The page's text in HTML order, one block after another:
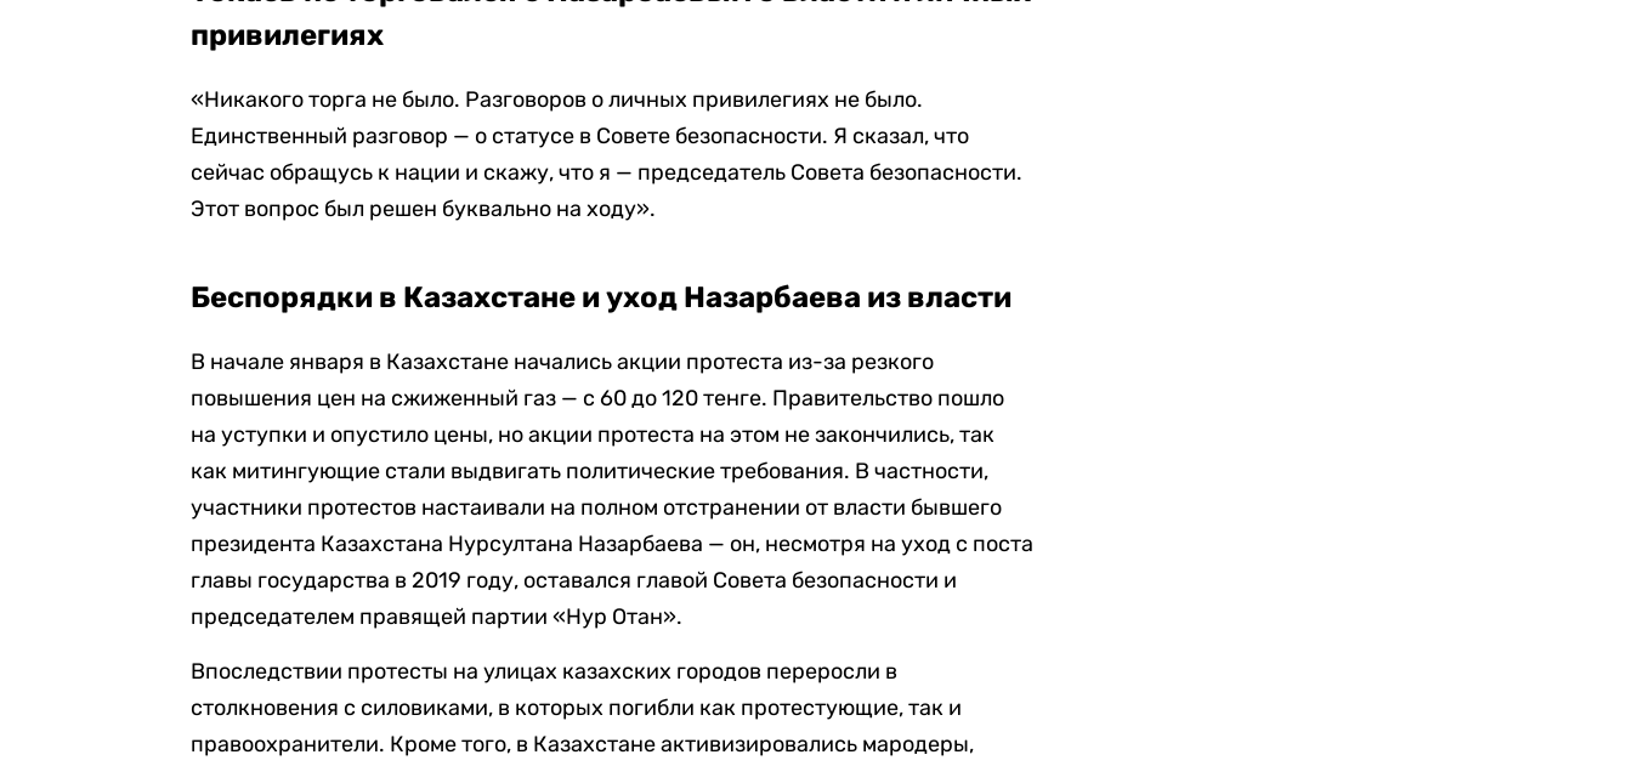
привилегиях
«Никакого торга не было. Разговоров о личных привилегиях не было.
Единственный разговор — о статусе в Совете безопасности. Я сказал, что
сейчас обращусь к нации и скажу, что я — председатель Совета безопасности.
Этот вопрос был решен буквально на ходу».
Беспорядки в Казахстане и уход Назарбаева из власти
В начале января в Казахстане начались акции протеста из-за резкого
повышения цен на сжиженный газ — с 60 до 120 тенге. Правительство пошло
на уступки и опустило цены, но акции протеста на этом не закончились, так
как митингующие стали выдвигать политические требования. В частности,
участники протестов настаивали на полном отстранении от власти бывшего
президента Казахстана Нурсултана Назарбаева — он, несмотря на уход с поста
главы государства в 2019 году, оставался главой Совета безопасности и
председателем правящей партии «Нур Отан».
Впоследствии протесты на улицах казахских городов переросли в
столкновения с силовиками, в которых погибли как протестующие, так и
правоохранители. Кроме того, в Казахстане активизировались мародеры,